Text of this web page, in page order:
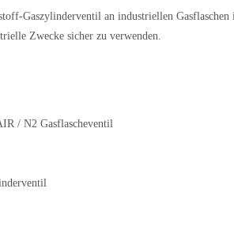
Gaszylinderventil an industriellen
Zwecke sicher zu verwenden.
/ N2 Gasflascheventil